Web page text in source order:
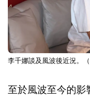
李千娜談及風波後近況。（
至於風波至今的影